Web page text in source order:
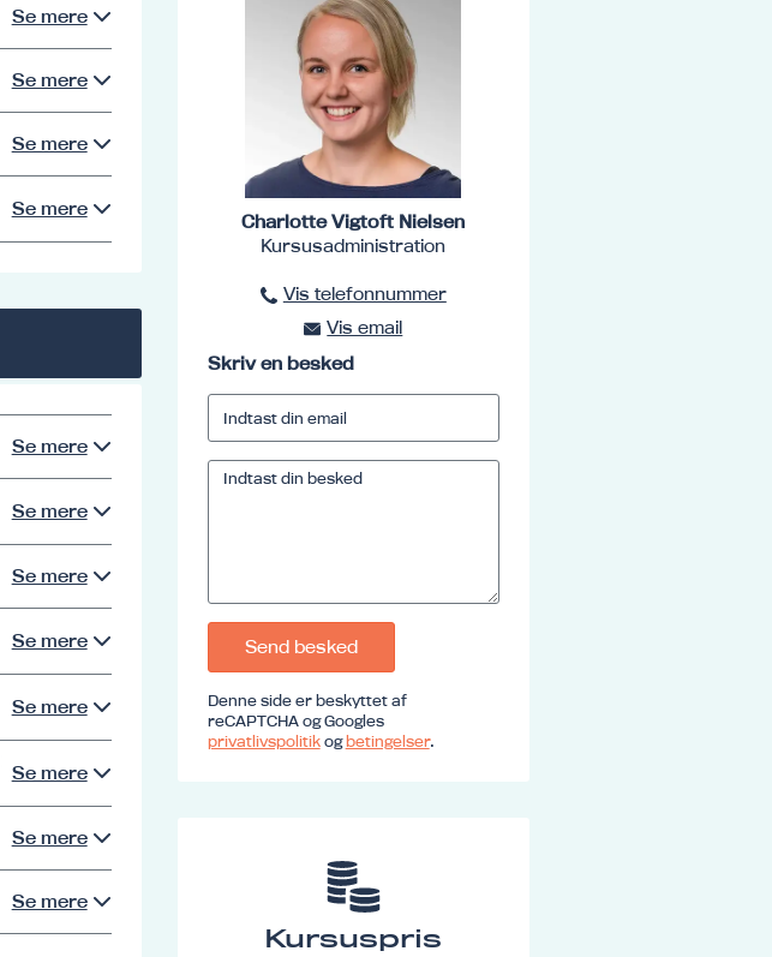
Se mere
Se mere
Se mere
Se mere
Se mere
Se mere
Se mere
Se mere
Se mere
Se mere
Se mere
Se mere
Charlotte Vigtoft Nielsen
Kursusadministration
Vis telefonnummer
96801516
Vis emailkursus@ucrs.dk
Skriv en besked
Send besked
Denne side er beskyttet af
reCAPTCHA og Googles
privatlivspolitikogbetingelser.
Kursuspris